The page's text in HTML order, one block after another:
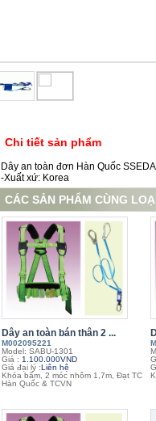
Chi tiết sản phẩm
Dây an toàn đơn Hàn Quốc
-Xuất xứ: Korea
CÁC SẢN PHẨM CÙNG
Dây an toàn bán thân 2 ...
M002095221
Model: SABU-1301
Giá : 1.100.000VND
Giá đại lý :Liên hệ
Khóa bấm, 2 móc nhôm 1,7m, Đạt TC
Hàn Quốc & TCVN